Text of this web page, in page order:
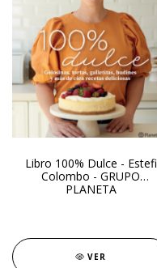
Libro 100% Dulce - Estefi
Colombo - GRUPO
PLANETA
VER